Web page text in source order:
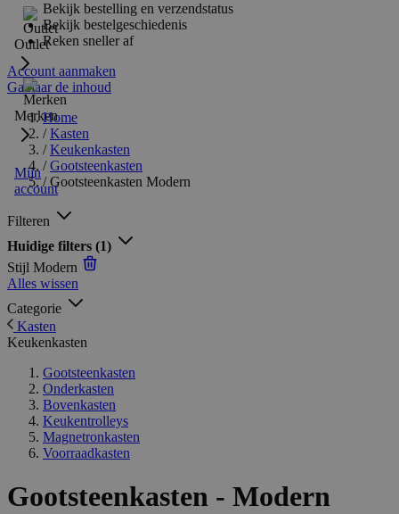
Outlet
Merken
Mijn
account
Bekijk bestelling en verzendstatus
Bekijk bestelgeschiedenis
Reken sneller af
Account aanmaken
Ga naar de inhoud
Home
/ Kasten
/ Keukenkasten
/ Gootsteenkasten
/ Gootsteenkasten Modern
Filteren
Huidige filters (1)
Stijl Modern
Alles wissen
Categorie
Kasten
Keukenkasten
Gootsteenkasten
Onderkasten
Bovenkasten
Keukentrolleys
Magnetronkasten
Voorraadkasten
Gootsteenkasten - Modern